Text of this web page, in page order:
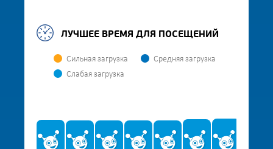
ЛУЧШЕЕ ВРЕМЯ ДЛЯ ПОСЕЩЕНИЙ
Сильная загрузка
Средняя загрузка
Слабая загрузка